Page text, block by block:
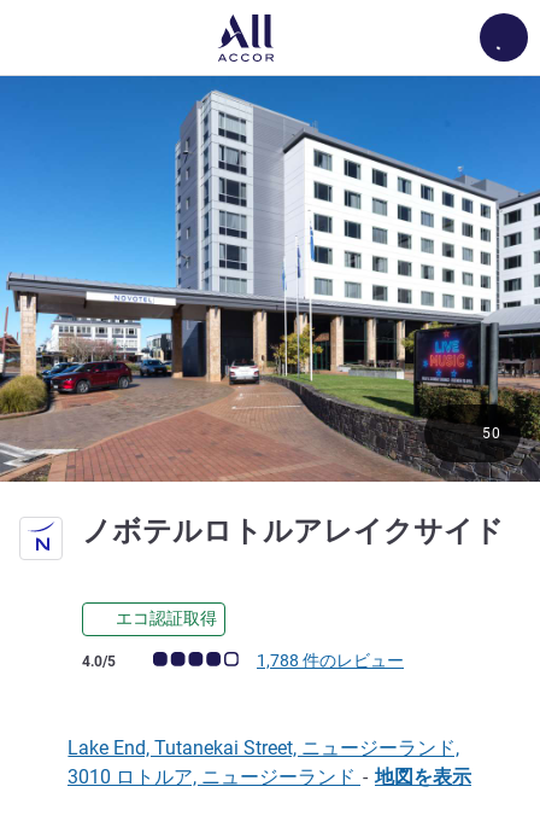
ノボテルロトルアレイクサイド
エコ認証取得
お客さまの声 (確認済みレビュー アコーホテルズ)
4.0/5 1,788 件のレビュー
50
Lake End, Tutanekai Street, ニュージーランド,
3010 ロトルア, ニュージーランド - 地図を表示